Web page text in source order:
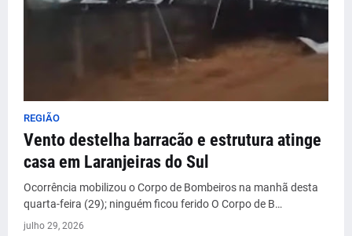
REGIÃO
Vento destelha barracão e estrutura atinge
casa em Laranjeiras do Sul
Ocorrência mobilizou o Corpo de Bombeiros na manhã desta
quarta-feira (29); ninguém ficou ferido O Corpo de B…
julho 29, 2026